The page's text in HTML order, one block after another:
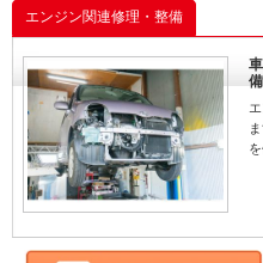
エンジン関連修理・整備